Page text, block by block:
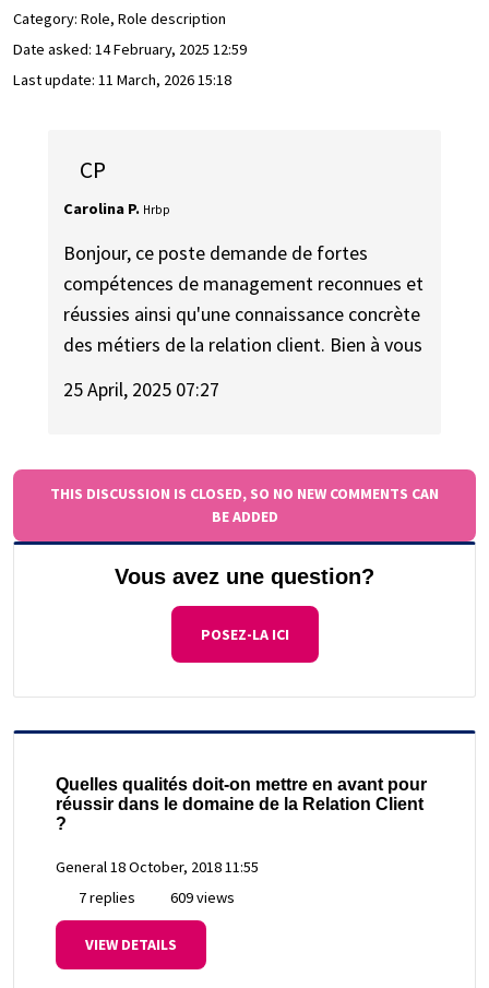
Category: Role, Role description
Date asked: 14 February, 2025 12:59
Last update: 11 March, 2026 15:18
CP
Carolina P. Hrbp
Bonjour, ce poste demande de fortes
compétences de management reconnues et
réussies ainsi qu'une connaissance concrète
des métiers de la relation client. Bien à vous
25 April, 2025 07:27
THIS DISCUSSION IS CLOSED, SO NO NEW COMMENTS CAN
BE ADDED
Vous avez une question?
POSEZ-LA ICI
Quelles qualités doit-on mettre en avant pour
réussir dans le domaine de la Relation Client
?
General 18 October, 2018 11:55
7 replies
609 views
VIEW DETAILS